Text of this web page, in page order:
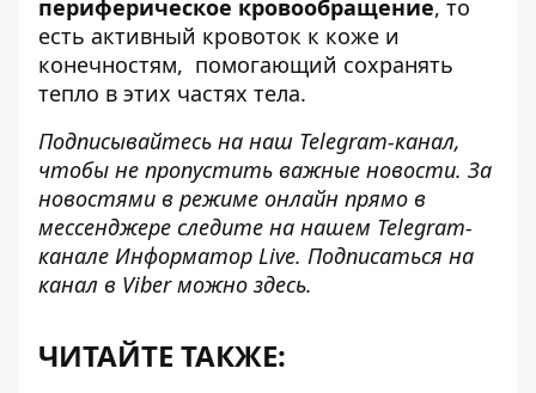
периферическое кровообращение, то
есть активный кровоток к коже и
конечностям, помогающий сохранять
тепло в этих частях тела.
Подписывайтесь на наш Telegram-канал,
чтобы не пропустить важные новости. За
новостями в режиме онлайн прямо в
мессенджере следите на нашем Telegram-
канале Информатор Live. Подписаться на
канал в Viber можно здесь.
ЧИТАЙТЕ ТАКЖЕ: